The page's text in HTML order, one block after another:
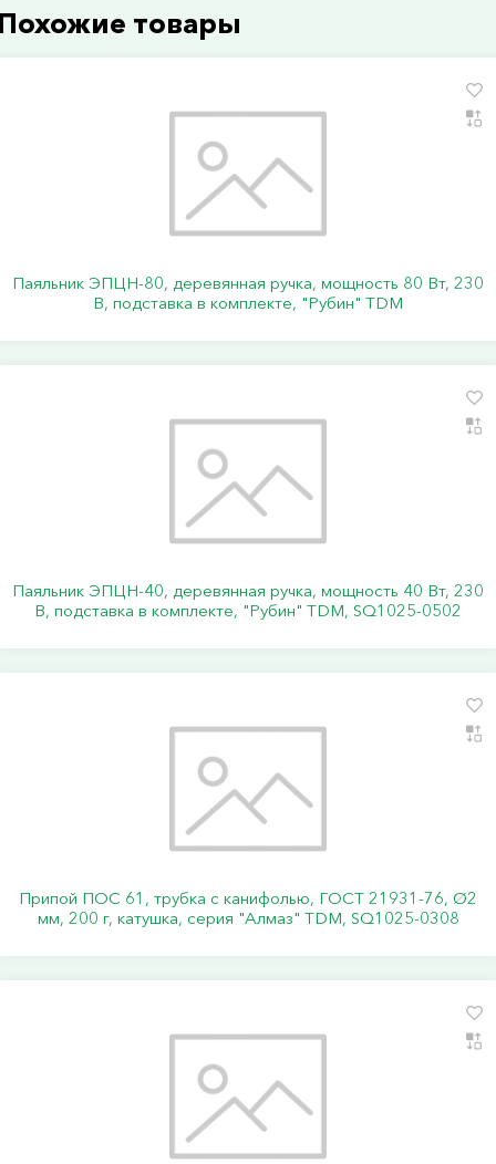
товары
Паяльник ЭПЦН-80, деревянная ручка, мощность 80 Вт, 230
В, подставка в комплекте, "Рубин" TDM
Паяльник ЭПЦН-40, деревянная ручка, мощность 40 Вт, 230
В, подставка в комплекте, "Рубин" TDM, SQ1025-0502
Припой ПОС 61, трубка с канифолью, ГОСТ 21931-76, Ø2
мм, 200 г, катушка, серия "Алмаз" TDM, SQ1025-0308